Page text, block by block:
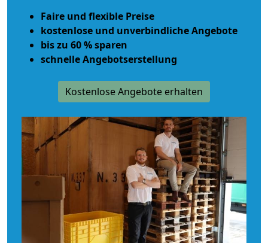
Faire und flexible Preise
kostenlose und unverbindliche Angebote
bis zu 60 % sparen
schnelle Angebotserstellung
Kostenlose Angebote erhalten